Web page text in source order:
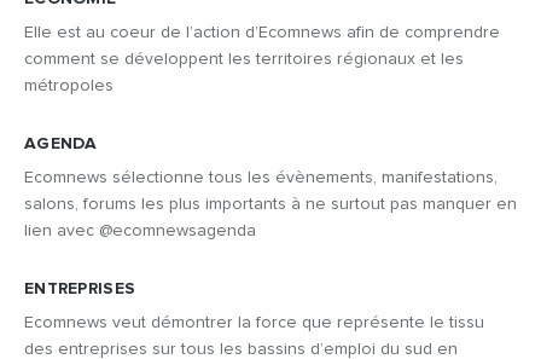
Elle est au coeur de l’action d’Ecomnews afin de comprendre
comment se développent les territoires régionaux et les
métropoles
AGENDA
Ecomnews sélectionne tous les évènements, manifestations,
salons, forums les plus importants à ne surtout pas manquer en
lien avec @ecomnewsagenda
ENTREPRISES
Ecomnews veut démontrer la force que représente le tissu
des entreprises sur tous les bassins d’emploi du sud en